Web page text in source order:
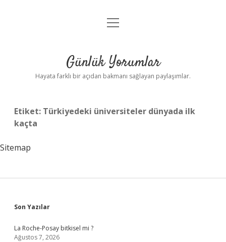
Anasayfa
Yasal Uyarı
menüyü
Günlük Yorumlar
Hayata farklı bir açıdan bakmanı sağlayan paylaşımlar.
Etiket: Türkiyedeki üniversiteler dünyada ilk
kaçta
Sitemap
Sidebar
Son Yazılar
La Roche-Posay bitkisel mi ?
Ağustos 7, 2026